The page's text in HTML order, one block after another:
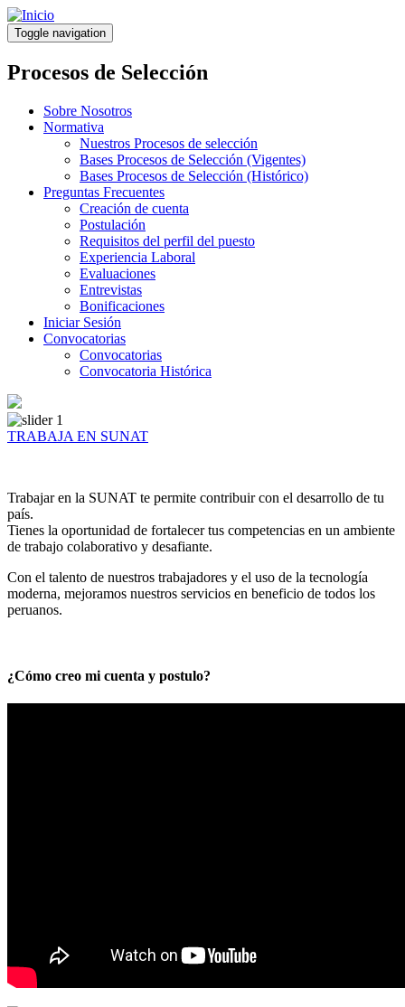
Pasar
al
contenido
principal
Toggle navigation
Procesos de Selección
Sobre Nosotros
Normativa
Nuestros Procesos de selección
Bases Procesos de Selección (Vigentes)
Bases Procesos de Selección (Histórico)
Preguntas Frecuentes
Creación de cuenta
Postulación
Requisitos del perfil del puesto
Experiencia Laboral
Evaluaciones
Entrevistas
Bonificaciones
Iniciar Sesión
Convocatorias
Convocatorias
Convocatoria Histórica
TRABAJA EN SUNAT
Trabajar en la SUNAT te permite contribuir con el desarrollo de tu
país.
Tienes la oportunidad de fortalecer tus competencias en un ambiente
de trabajo colaborativo y desafiante.
Con el talento de nuestros trabajadores y el uso de la tecnología
moderna, mejoramos nuestros servicios en beneficio de todos los
peruanos.
¿Cómo creo mi cuenta y postulo?